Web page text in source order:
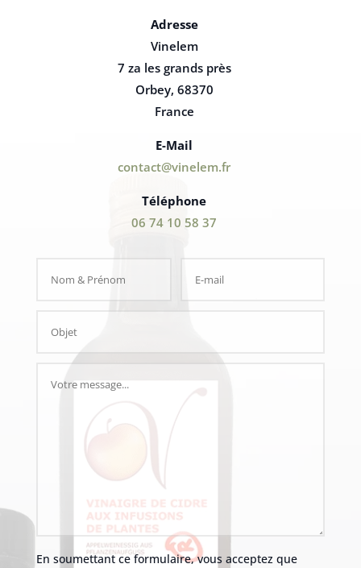
Adresse
Vinelem
7 za les grands près
Orbey, 68370
France
E-Mail
contact@vinelem.fr
Téléphone
06 74 10 58 37
En soumettant ce formulaire, vous acceptez que